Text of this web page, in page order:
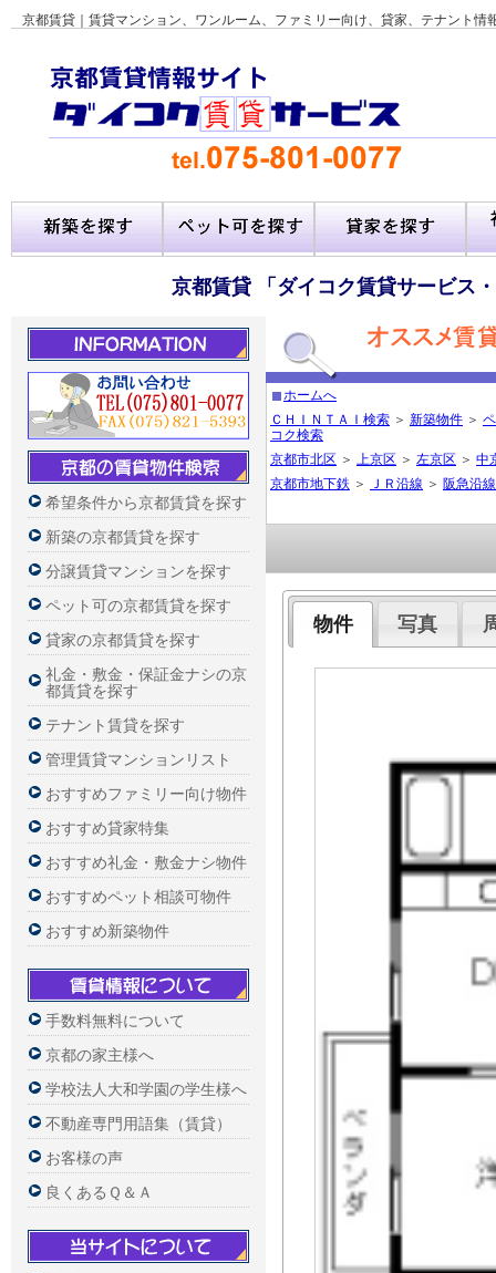
京都賃貸｜賃貸マンション、ワンルーム、ファミリー向け、貸家、テナント情
京都賃貸 「ダイコク賃貸サービス
希望条件から京都賃貸を探す
新築の京都賃貸を探す
分譲賃貸マンションを探す
ペット可の京都賃貸を探す
貸家の京都賃貸を探す
礼金・敷金・保証金ナシの京
都賃貸を探す
テナント賃貸を探す
管理賃貸マンションリスト
おすすめファミリー向け物件
おすすめ貸家特集
おすすめ礼金・敷金ナシ物件
おすすめペット相談可物件
おすすめ新築物件
手数料無料について
京都の家主様へ
学校法人大和学園の学生様へ
不動産専門用語集（賃貸）
お客様の声
良くあるＱ＆Ａ
ホームへ
ＣＨＩＮＴＡＩ検索 ＞ 新築物件 ＞
コク検索
京都市北区 ＞ 上京区 ＞ 左京区 ＞ 中
京都市地下鉄 ＞ ＪＲ沿線 ＞ 阪急沿線